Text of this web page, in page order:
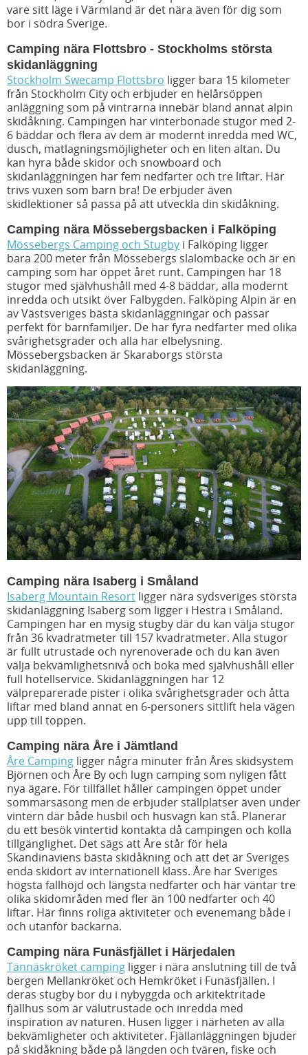
vare sitt läge i Värmland är det nära även för dig som
bor i södra Sverige.
Camping nära Flottsbro - Stockholms största
skidanläggning
Stockholm Swecamp Flottsbro ligger bara 15 kilometer
från Stockholm City och erbjuder en helårsöppen
anläggning som på vintrarna innebär bland annat alpin
skidåkning. Campingen har vinterbonade stugor med 2-
6 bäddar och flera av dem är modernt inredda med WC,
dusch, matlagningsmöjligheter och en liten altan. Du
kan hyra både skidor och snowboard och
skidanläggningen har fem nedfarter och tre liftar. Här
trivs vuxen som barn bra! De erbjuder även
skidlektioner så passa på att utveckla din skidåkning.
Camping nära Mössebergsbacken i Falköping
Mössebergs Camping och Stugby i Falköping ligger
bara 200 meter från Mössebergs slalombacke och är en
camping som har öppet året runt. Campingen har 18
stugor med självhushåll med 4-8 bäddar, alla modernt
inredda och utsikt över Falbygden. Falköping Alpin är en
av Västsveriges bästa skidanläggningar och passar
perfekt för barnfamiljer. De har fyra nedfarter med olika
svårighetsgrader och alla har elbelysning.
Mössebergsbacken är Skaraborgs största
skidanläggning.
Camping nära Isaberg i Småland
Isaberg Mountain Resort ligger nära sydsveriges största
skidanläggning Isaberg som ligger i Hestra i Småland.
Campingen har en mysig stugby där du kan välja stugor
från 36 kvadratmeter till 157 kvadratmeter. Alla stugor
är fullt utrustade och nyrenoverade och du kan även
välja bekvämlighetsnivå och boka med självhushåll eller
full hotellservice. Skidanläggningen har 12
välpreparerade pister i olika svårighetsgrader och åtta
liftar med bland annat en 6-personers sittlift hela vägen
upp till toppen.
Camping nära Åre i Jämtland
Åre Camping ligger några minuter från Åres skidsystem
Björnen och Åre By och lugn camping som nyligen fått
nya ägare. För tillfället håller campingen öppet under
sommarsäsong men de erbjuder ställplatser även under
vintern där både husbil och husvagn kan stå. Planerar
du ett besök vintertid kontakta då campingen och kolla
tillgänglighet. Det sägs att Åre står för hela
Skandinaviens bästa skidåkning och att det är Sveriges
enda skidort av internationell klass. Åre har Sveriges
högsta fallhöjd och längsta nedfarter och här väntar tre
olika skidområden med fler än 100 nedfarter och 40
liftar. Här finns roliga aktiviteter och evenemang både i
och utanför backarna.
Camping nära Funäsfjället i Härjedalen
Tännäskröket camping ligger i nära anslutning till de två
bergen Mellankröket och Hemkröket i Funäsfjällen. I
deras stugby bor du i nybyggda och arkitektritade
fjällhus som är välutrustade och inredda med
inspiration av naturen. Husen ligger i närheten av alla
bekvämligheter och aktiviteter. Fjällanläggningen bjuder
på skidåkning både på längden och tvären, fiske och